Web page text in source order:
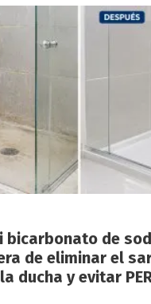
bicarbonato de
de eliminar el
ducha y evitar